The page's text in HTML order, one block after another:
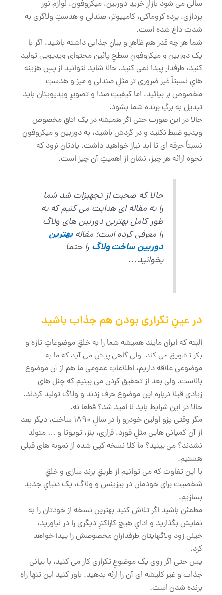
سالی می شود بازارِ خریدِ دوربین، میکروفون، لوازم نور
پردازی، پرده کروماکی، کامپیوتر، صندلی و هدستِ ولاگری به
شدت داغ شده است.
شما هر چه قدر هم ظاهرِ و بیانِ جذابی داشته باشید، اگر با
یک دوربین و میکروفونِ سطحِ پائین محتوای ویدیویی تولید
کنید، طرفدار پیدا نمی کنید. حالا شاید نتوانید از پسِ هزینه
هایِ نسبتاً غیر ضروری تر مثلِ صندلی و میز و هدستِ
مخصوص بر بیائید، اما کیفیتِ صدا و تصویرِ ویدیویتان باید
تبدیل به برگِ برنده شما بشود.
حالا در این صورت حتی اگر همیشه در یک اتاقِ مخصوص
ویدیو ضبط نکنید و در گردش باشید، به دوربین و میکروفونِ
نسبتاً حرفه ای تا ابد نیاز خواهید داشت. یادتان نرود که
نحوه ارائه هر چیز، نشان از اهمیتِ آن چیز است.
حالا که صحبت از تجهیزات شد شما
را به مقاله ای هدایت می کنیم که به
طور کامل بهترین دوربین های ولاگ
را معرفی کرده است؛ مقاله بهترین
دوربین ساخت ولاگرا حتما
بخوانید…
در عینِ تکراری بودن هم جذاب باشید
البته که ایران مایند همیشه شما را به خلقِ موضوعاتِ تازه و
بکر تشویق می کند. ولی گاهی پیش می آید که ما به
موضوعی علاقه داریم، اطلاعاتِ عمومی ما هم از آن موضوع
بالاست. ولی بعد از تحقیق کردن می بینیم که چنل های
زیادی قبلا درباره این موضوع حرف زدند و ولاگ تولید کردند.
حالا در این شرایط باید نا امید شد؟ قطعا نه.
مگر وقتی پژو اولین خودرو را در سالِ 1890 ساخت، دیگر بعد
از آن کمپانی هایی مثلِ فورد، فراری، بنز، تویوتا و … متولد
نشدند؟ می بینید؟ ما کلا نسخه کپی شده از نمونه های قبلی
هستیم.
با این تفاوت که می توانیم از طریقِ برند سازی و خلقِ
شخصیت برای خودمان در بیزینس و ولاگ، یک دنیایِ جدید
بسازیم.
مطمئن باشید اگر تلاش کنید بهترین نسخه از خودتان را به
نمایش بگذارید و ادایِ هیچ کاراکترِ دیگری را در نیاورید،
خیلی زود ولاگهایتان طرفدارانِ مخصوصش را پیدا خواهد
کرد.
پس حتی اگر روی یک موضوعِ تکراری کار می کنید، با بیانی
جذاب و غیر کلیشه ای آن را ارئه بدهید. باور کنید این تنها راهِ
برنده شدن است.